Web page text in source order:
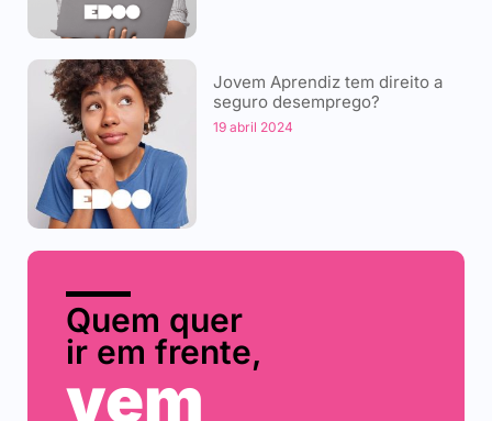
Jovem Aprendiz tem direito a
seguro desemprego?
19 abril 2024
Quem quer
ir em frente,
vem